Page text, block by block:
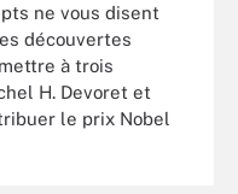
ne vous disent
découvertes
à trois
H. Devoret et
le prix Nobel